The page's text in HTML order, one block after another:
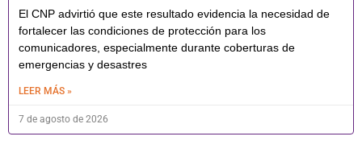
El CNP advirtió que este resultado evidencia la necesidad de
fortalecer las condiciones de protección para los
comunicadores, especialmente durante coberturas de
emergencias y desastres
LEER MÁS »
7 de agosto de 2026